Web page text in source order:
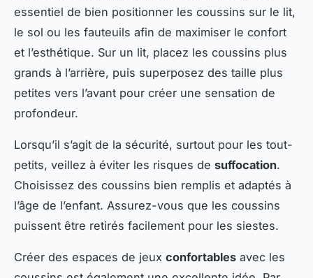
essentiel de bien positionner les coussins sur le lit,
le sol ou les fauteuils afin de maximiser le confort
et l’esthétique. Sur un lit, placez les coussins plus
grands à l’arrière, puis superposez des taille plus
petites vers l’avant pour créer une sensation de
profondeur.
Lorsqu’il s’agit de la sécurité, surtout pour les tout-
petits, veillez à éviter les risques de suffocation.
Choisissez des coussins bien remplis et adaptés à
l’âge de l’enfant. Assurez-vous que les coussins
puissent être retirés facilement pour les siestes.
Créer des espaces de jeux confortables avec les